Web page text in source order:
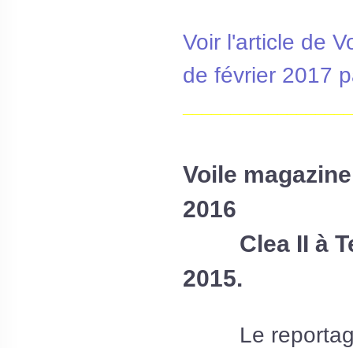
Voir l'article de
de février 2017
Voile
2016
Clea II à
2015.
Le reportage